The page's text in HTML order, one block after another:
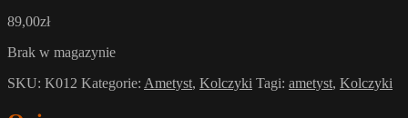
89,00zł
Brak w magazynie
SKU: K012 Kategorie: Ametyst, Kolczyki Tagi: ametyst, Kolczyki